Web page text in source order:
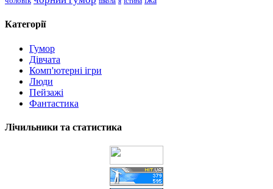
Категорії
Гумор
Дівчата
Комп'ютерні ігри
Люди
Пейзажі
Фантастика
Лічильники та статистика